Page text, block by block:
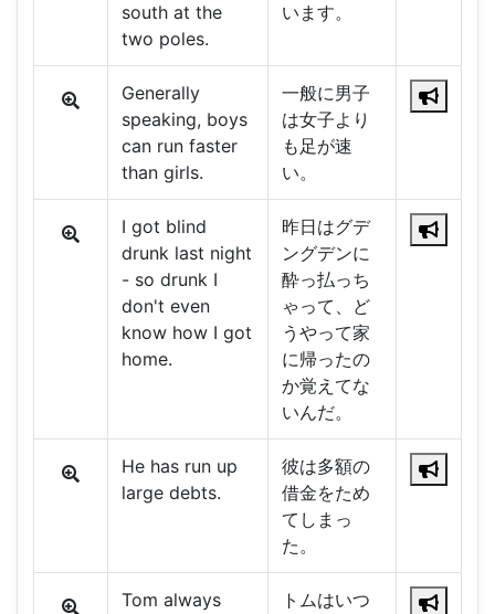
south at the
two poles.
います。
Generally
speaking, boys
can run faster
than girls.
一般に男子
は女子より
も足が速
い。
I got blind
drunk last night
- so drunk I
don't even
know how I got
home.
昨日はグデ
ングデンに
酔っ払っち
ゃって、ど
うやって家
に帰ったの
か覚えてな
いんだ。
He has run up
large debts.
彼は多額の
借金をため
てしまっ
た。
Tom always
トムはいつ